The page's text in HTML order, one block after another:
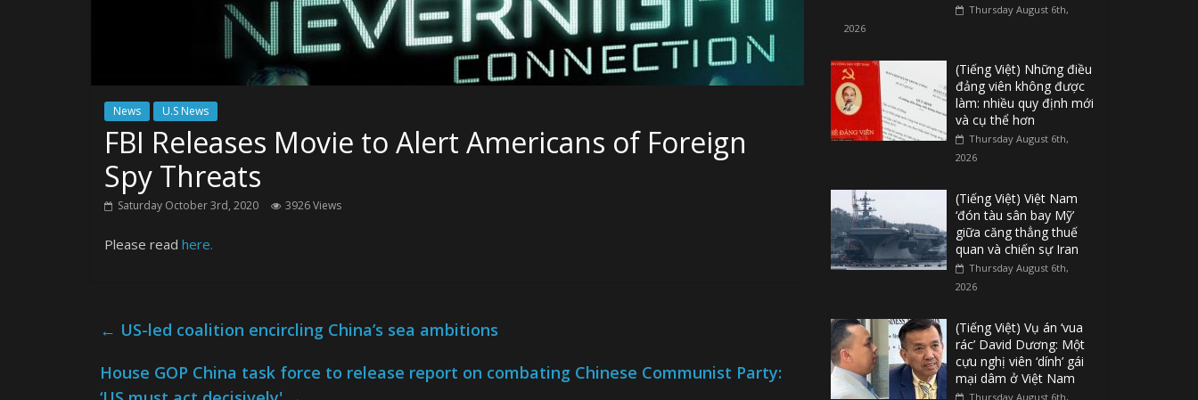
News U.S News
FBI Releases Movie to Alert Americans of Foreign
Spy Threats
Saturday October 3rd, 2020 3926 Views
Please read here.
← US-led coalition encircling China’s sea ambitions
House GOP China task force to release report on combating Chinese Communist Party:
Thursday August 6th,
2026
(Tiếng Việt) Những điều
đảng viên không được
làm: nhiều quy định mới
và cụ thể hơn
Thursday August 6th,
2026
(Tiếng Việt) Việt Nam
‘đón tàu sân bay Mỹ’
giữa căng thẳng thuế
quan và chiến sự Iran
Thursday August 6th,
2026
(Tiếng Việt) Vụ án ‘vua
rác’ David Dương: Một
cựu nghị viên ‘dính’ gái
mại dâm ở Việt Nam
Thursday August 6th,